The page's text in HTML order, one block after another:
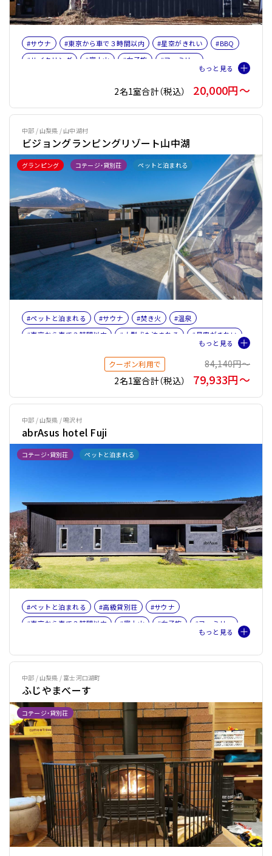
#サウナ #東京から車で３時間以内 #星空がきれい
#BBQ
#サイクリング
#富士山 #女子旅
#ファミリー
2名1室合計（税込） 20,000円〜
グランピング コテージ・貸別荘 ペットと泊まれる
中部 / 山梨県 / 山中湖村
ビジョングランピングリゾート山中湖
#ペットと泊まれる #サウナ #焚き火
#温泉
#東京から車で３時間以内
#大型犬も泊まれる
#星空がきれい
#富士山
#バケーションレンタル
#プライベートサウナ #テントサウナ
クーポン利用で
84,140円〜
2名1室合計（税込）
79,933円〜
コテージ・貸別荘 ペットと泊まれる
中部 / 山梨県 / 鳴沢村
abrAsus hotel Fuji
#ペットと泊まれる #高級貸別荘
#サウナ
#東京から車で３時間以内
#富士山 #女子旅
#ファミリー
#プライベートサウナ
#本格サウナ小屋
コテージ・貸別荘
中部 / 山梨県 / 富士河口湖町
ふじやまべーす